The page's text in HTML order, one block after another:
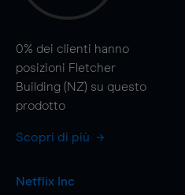
0% dei clienti hanno
posizioni Fletcher
Building (NZ) su questo
prodotto
Scopri di più
Netflix Inc